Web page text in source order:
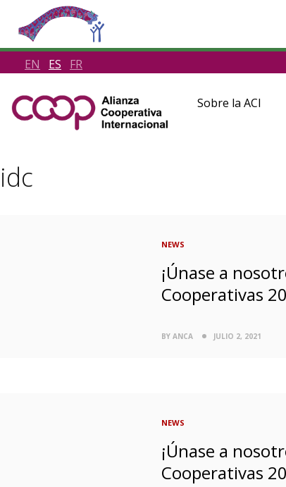
EN ES FR
Sobre la ACI
idc
NEWS
¡Únase a
Cooperativas
BY ANCA JULIO 2, 2021
NEWS
¡Únase a
Cooperativas